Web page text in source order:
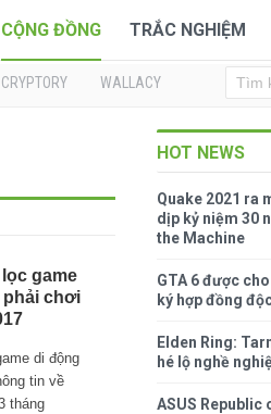
CỘNG ĐỒNG TRẮC NGHIỆM
CRYPTORY WALLACY
game
phải chơi
di động
tin về
tháng
HOT NEWS
Quake 2021 ra
dịp kỷ niệm 30
the Machine
GTA 6 được
ký hợp đồng
Elden Ring:
hé lộ nghề
ASUS Republic